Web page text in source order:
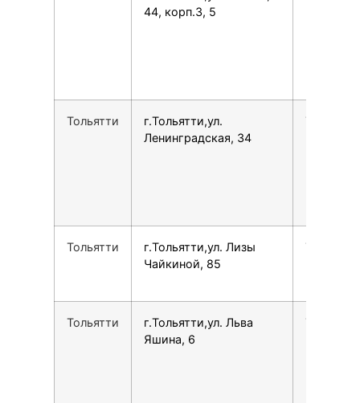
44, корп.3, 5
Тольятти
г.Тольятти,ул.
Ленинградская, 34
Тольятти
г.Тольятти,ул. Лизы
Чайкиной, 85
Тольятти
г.Тольятти,ул. Льва
Яшина, 6